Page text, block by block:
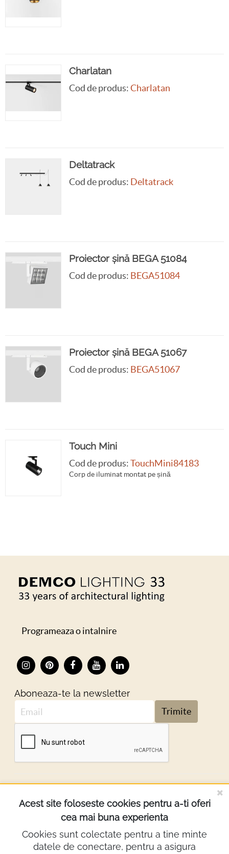
Charlatan
Cod de produs:Charlatan
Deltatrack
Cod de produs: Deltatrack
Proiector șină BEGA 51084
Cod de produs: BEGA51084
Proiector șină BEGA 51067
Cod de produs: BEGA51067
Touch Mini
Cod de produs:TouchMini84183
Corp de iluminat montat pe șină
Programeaza o intalnire
Aboneaza-te la newsletter
Trimite
DESPRE NOI
INFORMATII
Acest site foloseste cookies pentru a-ti oferi
cea mai buna experienta
Cookies sunt colectate pentru a tine minte
datele de conectare, pentru a asigura